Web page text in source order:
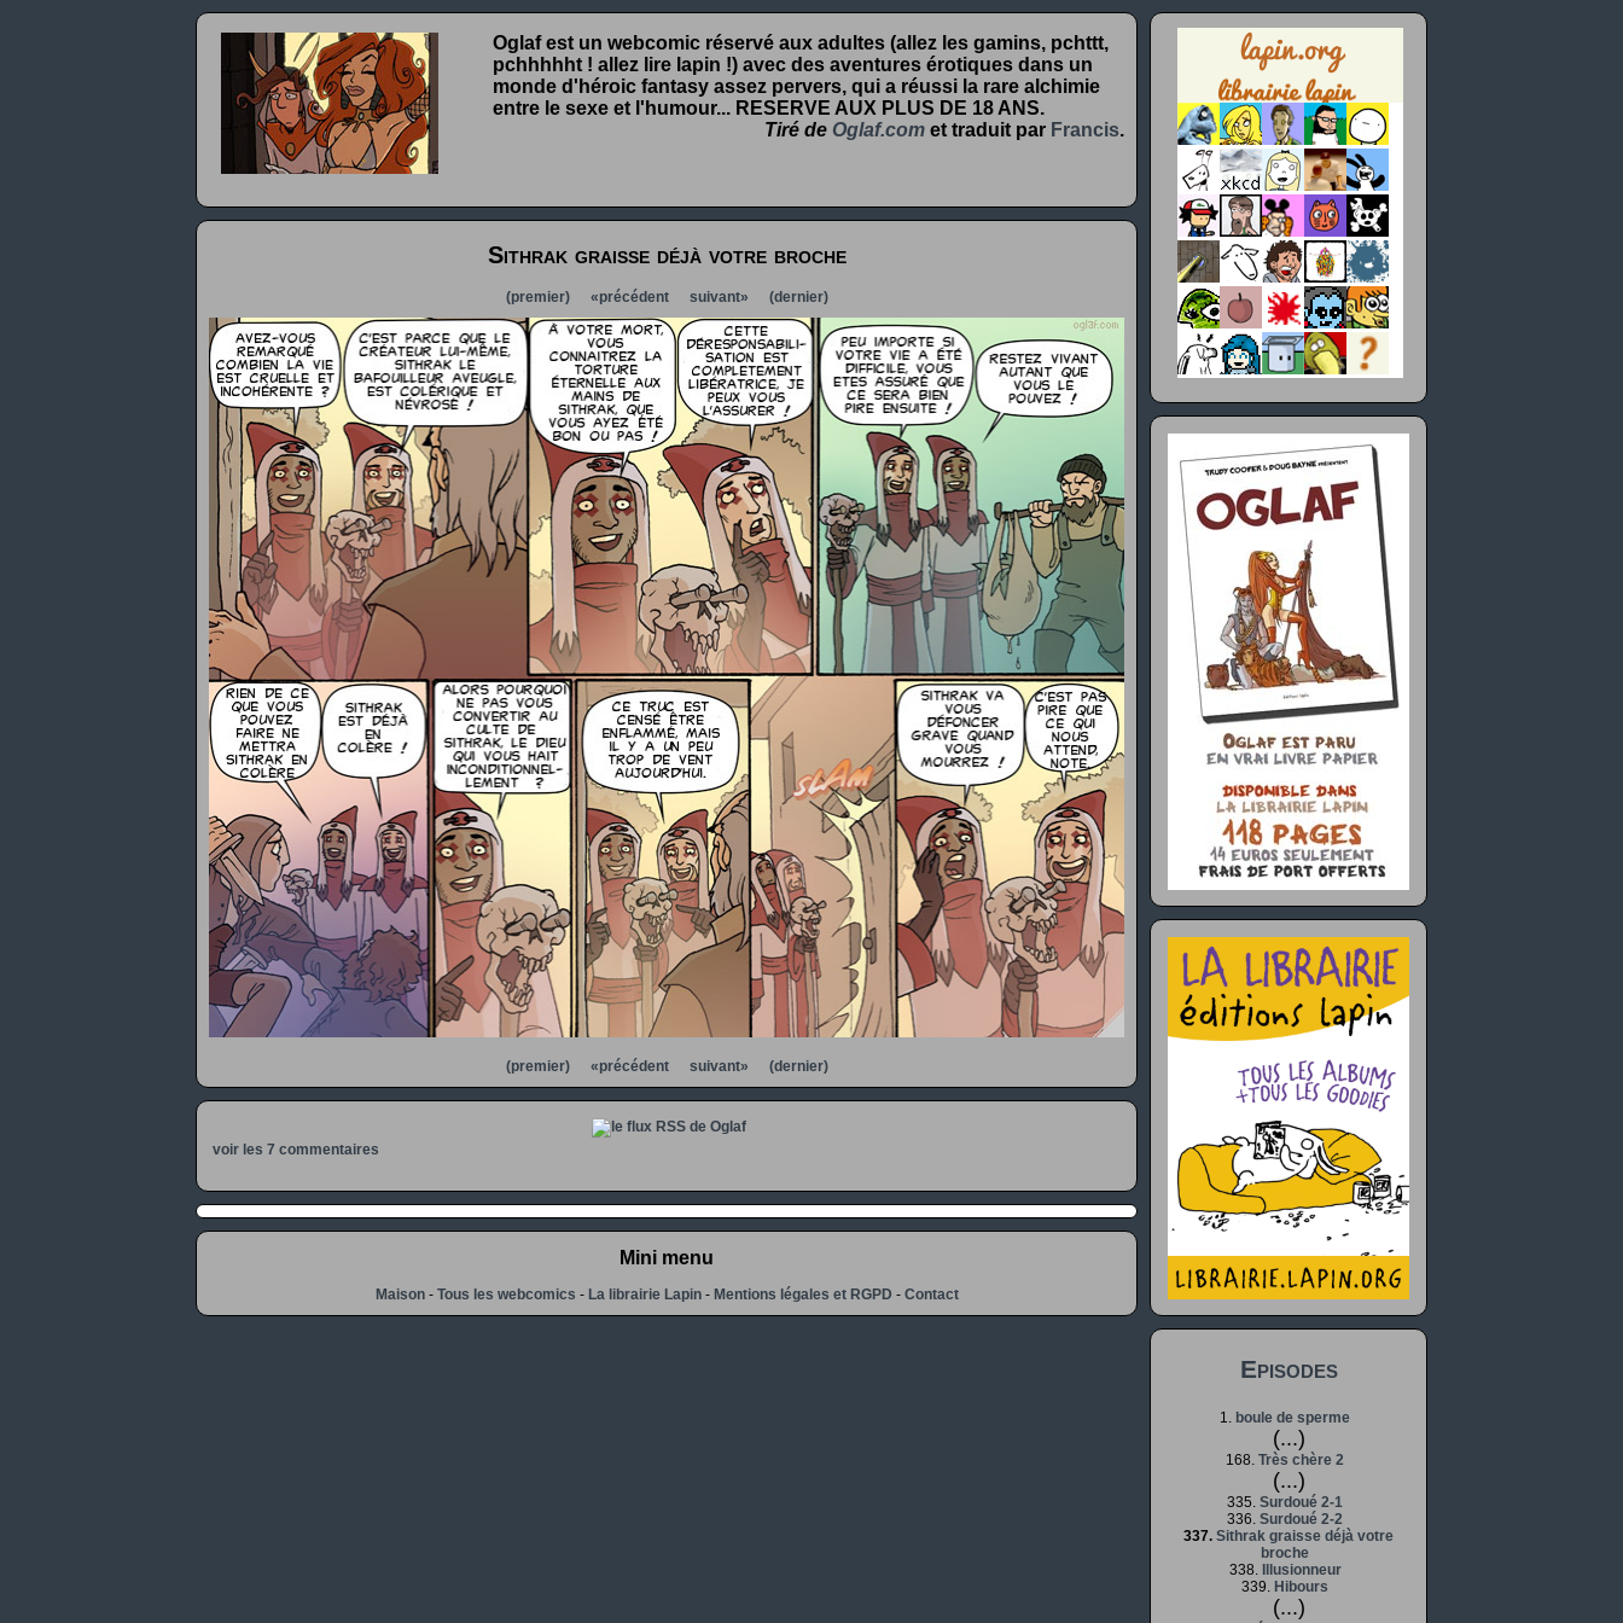
Oglaf est un webcomic réservé aux adultes (allez les gamins, pchttt,
pchhhhht ! allez lire lapin !) avec des aventures érotiques dans un
monde d'héroic fantasy assez pervers, qui a réussi la rare alchimie
entre le sexe et l'humour... RESERVE AUX PLUS DE 18 ANS.
Tiré de Oglaf.com et traduit par Francis.
Sithrak graisse déjà votre broche
(premier) «précédent suivant» (dernier)
(premier) «précédent suivant» (dernier)
voir les 7 commentaires
Mini menu
Maison- Tous les webcomics - La librairie Lapin- Mentions légales et RGPD - Contact
Episodes
1. boule de sperme
(...)
168. Très chère 2
(...)
335. Surdoué 2-1
336. Surdoué 2-2
337. Sithrak graisse déjà votre
broche
338.
Illusionneur
339. Hibours
(...)